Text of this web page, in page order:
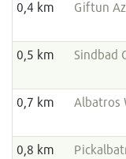
0,4 km
Giftun
0,5 km
Sindbad
0,7 km
Albatros
0,8 km